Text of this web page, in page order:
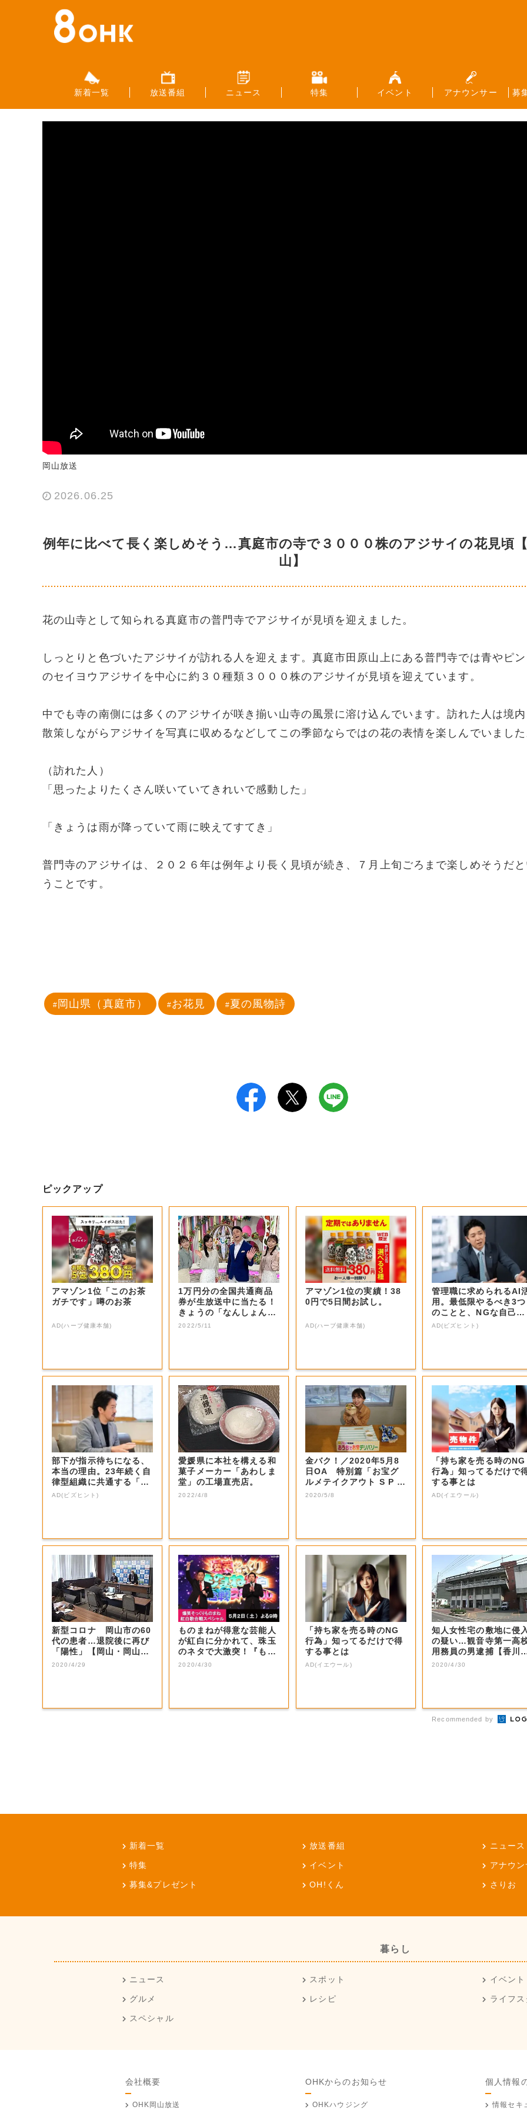
新着一覧 放送番組 ニュース 特集 イベント アナウンサー 募
岡山放送
2026.06.25
例年に比べて長く楽しめそう…真庭市の寺で３０００株のアジサイの花見頃
山】
花の山寺として知られる真庭市の普門寺でアジサイが見頃を迎えました。
しっとりと色づいたアジサイが訪れる人を迎えます。真庭市田原山上にある普門寺では青やピ
のセイヨウアジサイを中心に約３０種類３０００株のアジサイが見頃を迎えています。
中でも寺の南側には多くのアジサイが咲き揃い山寺の風景に溶け込んでいます。訪れた人は境
散策しながらアジサイを写真に収めるなどしてこの季節ならではの花の表情を楽しんでいまし
（訪れた人）
「思ったよりたくさん咲いていてきれいで感動した」
「きょうは雨が降っていて雨に映えてすてき」
普門寺のアジサイは、２０２６年は例年より長く見頃が続き、７月上旬ごろまで楽しめそうだ
うことです。
岡山県（真庭市） お花見 夏の風物詩
ピックアップ
アマゾン1位「このお茶
ガチです」噂のお茶
AD(ハーブ健康本舗)
1万円分の全国共通商品
券が生放送中に当たる！
きょうの「なんしょん？
生電話クイズ」...
2022/5/11
アマゾン1位の実績！38
0円で5日間お試し。
AD(ハーブ健康本舗)
管理職に求められるAI
用。最低限やるべき3つ
のことと、NGな自己認
識
AD(ビズヒント)
部下が指示待ちになる、
本当の理由。23年続く自
律型組織に共通する「3
つの要素」
AD(ビズヒント)
愛媛県に本社を構える和
菓子メーカー「あわしま
堂」の工場直売店。
2022/4/8
金バク！／2020年5月8
日OA 特別篇「お宝グ
ルメテイクアウト S P 第
二弾...
2020/5/8
「持ち家を売る時のNG
行為」知ってるだけで
する事とは
AD(イエウール)
新型コロナ 岡山市の60
代の患者…退院後に再び
「陽性」【岡山・岡山
市】
2020/4/29
ものまねが得意な芸能人
が紅白に分かれて、珠玉
のネタで大激突！『もの
まね紅白』でし...
2020/4/30
「持ち家を売る時のNG
行為」知ってるだけで得
する事とは
AD(イエウール)
知人女性宅の敷地に侵
の疑い…観音寺第一高
用務員の男逮捕【香川
観音寺市】
2020/4/30
Recommended by
新着一覧 放送番組 ニュース
特集 イベント アナウ
募集&プレゼント OH!くん さりお
暮らし
ニュース スポット イベント
グルメ レシピ ライフ
スペシャル
会社概要
OHK岡山放送
OHKからのお知らせ
OHKハウジング
個人情報
情報セキ